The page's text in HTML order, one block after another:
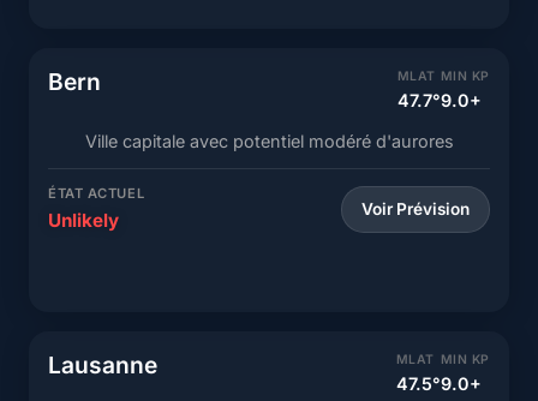
Bern MLAT
47.7°
MIN KP
9.0+
Ville capitale avec potentiel modéré d'aurores
ÉTAT ACTUEL
Unlikely Voir Prévision
Lausanne MLAT
47.5°
MIN KP
9.0+